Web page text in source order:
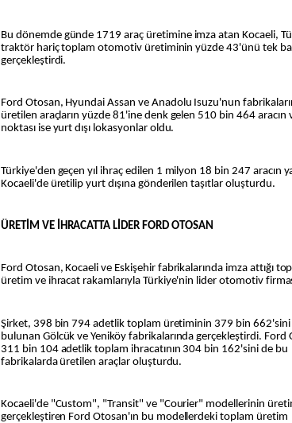
Bu dönemde günde 1719 araç üretimine imza atan Kocaeli,
traktör hariç toplam otomotiv üretiminin yüzde 43'ünü tek
gerçekleştirdi.
Ford Otosan, Hyundai Assan ve Anadolu Isuzu'nun
üretilen araçların yüzde 81'ine denk gelen 510 bin 464 aracın
noktası ise yurt dışı lokasyonlar oldu.
Türkiye'den geçen yıl ihraç edilen 1 milyon 18 bin 247 aracın
Kocaeli'de üretilip yurt dışına gönderilen taşıtlar oluşturdu.
ÜRETİM VE İHRACATTA LİDER FORD OTOSAN
Ford Otosan, Kocaeli ve Eskişehir fabrikalarında imza attığı
üretim ve ihracat rakamlarıyla Türkiye'nin lider otomotiv
Şirket, 398 bin 794 adetlik toplam üretiminin 379 bin 662'sini
bulunan Gölcük ve Yeniköy fabrikalarında gerçekleştirdi. Ford
311 bin 104 adetlik toplam ihracatının 304 bin 162'sini de bu
fabrikalarda üretilen araçlar oluşturdu.
Kocaeli'de "Custom", "Transit" ve "Courier" modellerinin
gerçekleştiren Ford Otosan'ın bu modellerdeki toplam üretim